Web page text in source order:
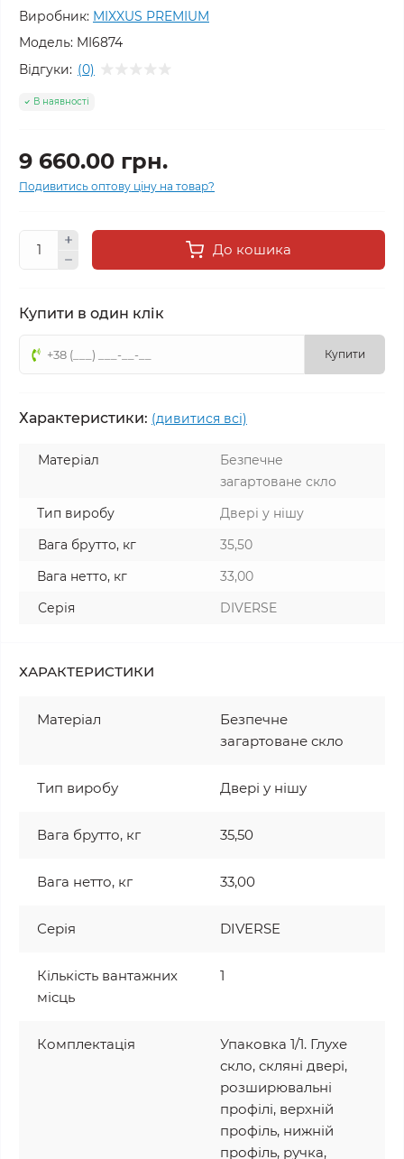
Виробник: MIXXUS PREMIUM
Модель: MI6874
Відгуки: (0)
В наявності
9 660.00 грн.
Подивитись оптову ціну на товар?
До кошика
Купити в один клік
Купити
Характеристики: (дивитися всі)
Матеріал
Безпечне
загартоване скло
Тип виробу
Двері у нішу
Вага брутто, кг
35,50
Вага нетто, кг
33,00
Серія
DIVERSE
ХАРАКТЕРИСТИКИ
Матеріал
Безпечне
загартоване скло
Тип виробу Двері у нішу
Вага брутто, кг 35,50
Вага нетто, кг 33,00
Серія DIVERSE
Кількість вантажних
місць
1
Комплектація
Упаковка 1/1. Глухе
скло, скляні двері,
розширювальні
профілі, верхній
профіль, нижній
профіль, ручка,